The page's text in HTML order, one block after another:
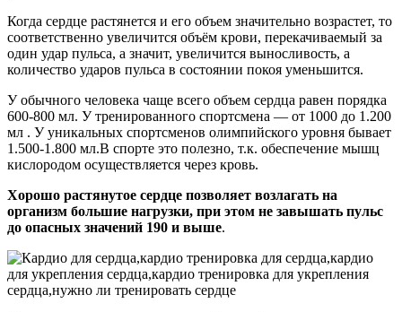
Когда сердце растянется и его объем значительно возрастет, то
соответственно увеличится объём крови, перекачиваемый за
один удар пульса, а значит, увеличится выносливость, а
количество ударов пульса в состоянии покоя уменьшится.
У обычного человека чаще всего объем сердца равен порядка
600-800 мл. У тренированного спортсмена — от 1000 до 1.200
мл . У уникальных спортсменов олимпийского уровня бывает
1.500-1.800 мл.В спорте это полезно, т.к. обеспечение мышц
кислородом осуществляется через кровь.
Хорошо растянутое сердце позволяет возлагать на
организм большие нагрузки, при этом не завышать пульс
до опасных значений 190 и выше.